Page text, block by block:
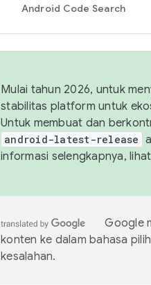
Android Code Search
Mulai tahun 2026, untuk
stabilitas platform untuk
Untuk membuat dan
android-latest-release
informasi selengkapnya, lihat
Google
konten ke dalam bahasa
kesalahan.